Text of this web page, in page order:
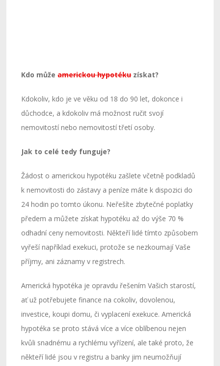
Kdo můžeamerickou hypotékuzískat?
Kdokoliv, kdo je ve věku od 18 do 90 let, dokonce i
důchodce, a kdokoliv má možnost ručit svojí
nemovitostí nebo nemovitostí třetí osoby.
Jak to celé tedy funguje?
Žádost o americkou hypotéku zašlete včetně podkladů
k nemovitosti do zástavy a peníze máte k dispozici do
24 hodin po tomto úkonu. Neřešíte zbytečné poplatky
předem a můžete získat hypotéku až do výše 70 %
odhadní ceny nemovitosti. Někteří lidé tímto způsobem
vyřeší například exekuci, protože se nezkoumají Vaše
příjmy, ani záznamy v registrech.
Americká hypotéka je opravdu řešením Vašich starostí,
ať už potřebujete finance na cokoliv, dovolenou,
investice, koupi domu, či vyplacení exekuce. Americká
hypotéka se proto stává více a více oblíbenou nejen
kvůli snadnému a rychlému vyřízení, ale také proto, že
někteří lidé jsou v registru a banky jim neumožňují